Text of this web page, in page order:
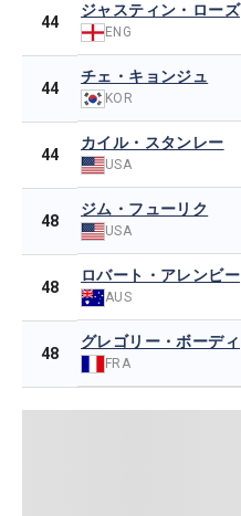
44
ジャスティン・ローズ
ENG
44
チェ・キョンジュ
KOR
44
カイル・スタンレー
USA
48
ジム・フューリク
USA
48
ロバート・アレンビー
AUS
48
グレゴリー・ボーディ
FRA